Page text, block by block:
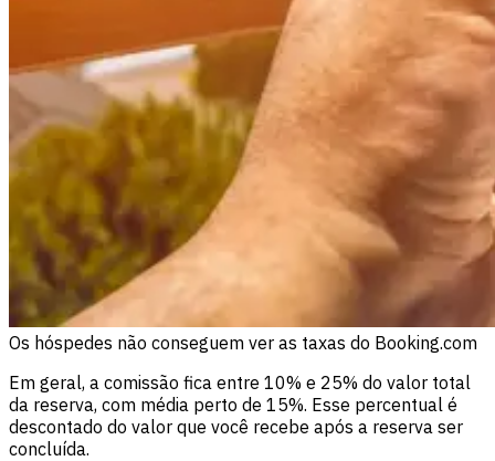
Os hóspedes não conseguem ver as taxas do Booking.com
Em geral, a comissão fica entre 10% e 25% do valor total
da reserva, com média perto de 15%. Esse percentual é
descontado do valor que você recebe após a reserva ser
concluída.